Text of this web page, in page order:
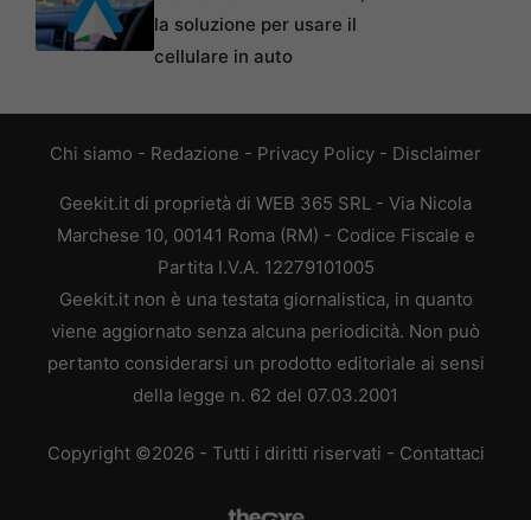
la soluzione per usare il
cellulare in auto
Chi siamo - Redazione - Privacy Policy - Disclaimer
Geekit.it di proprietà di WEB 365 SRL - Via Nicola
Marchese 10, 00141 Roma (RM) - Codice Fiscale e
Partita I.V.A. 12279101005
Geekit.it non è una testata giornalistica, in quanto
viene aggiornato senza alcuna periodicità. Non può
pertanto considerarsi un prodotto editoriale ai sensi
della legge n. 62 del 07.03.2001
Copyright ©2026 - Tutti i diritti riservati - Contattaci